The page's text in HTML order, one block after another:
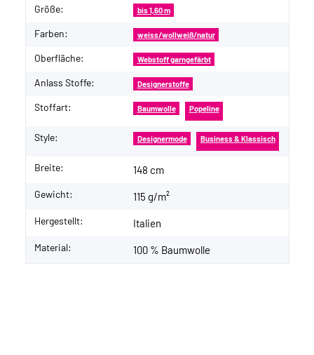
Größe: bis 1,60 m
Farben: weiss/wollweiß/natur
Oberfläche: Webstoff garngefärbt
Anlass Stoffe: Designerstoffe
Stoffart: Baumwolle Popeline
Style: Designermode Business & Klassisch
Breite: 148 cm
Gewicht: 115 g/m²
Hergestellt: Italien
Material: 100 % Baumwolle